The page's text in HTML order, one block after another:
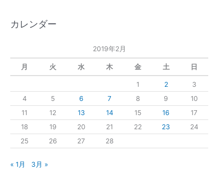
カレンダー
2019年2月
月 火 水 木 金 土 日
1 2
3
4
5 6 7 8 9
10
11
12 13 14 15 16
17
18
19 20 21 22 23
24
25
26 27 28
« 1月 3月 »